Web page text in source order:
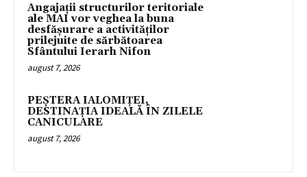
Angajații structurilor teritoriale
ale MAI vor veghea la buna
desfășurare a activităților
prilejuite de sărbătoarea
Sfântului Ierarh Nifon
august 7, 2026
PEȘTERA IALOMIȚEI,
DESTINAȚIA IDEALĂ ÎN ZILELE
CANICULARE
august 7, 2026